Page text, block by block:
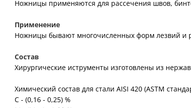
Ножницы применяются для рассечения швов,
Применение
Ножницы бывают многочисленных форм лезвий и
Состав
Хирургические иструменты изготовлены из
Химический состав для стали AISI 420 (ASTM
C - (0,16 - 0,25) %